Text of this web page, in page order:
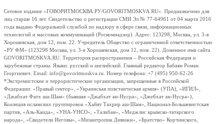
Сетевое издание «ГОВОРИТМОСКВА.РУ/GOVORITMOSKVA.RU». Предназначено для
лиц старше 16 лет. Свидетельство о регистрации СМИ Эл № 77-64961 от 04 марта 2016
года выдано Федеральной службой по надзору в сфере связи, информационных
технологий и массовых коммуникаций (Роскомнадзор). Адрес: 123298, Москва, ул. 3-я
Хорошевская, дом 12, пом. 22. Учредитель Общество с ограниченной ответственностью
«РУ ФМ» (123298 Москва, ул. 3-я Хорошевская, дом 12, пом. 22). Доменное имя сайта
GOVORITMOSKVA.RU. Территория распространения – Российская Федерация и
зарубежные страны. Языки: русский и английский. Главный редактор Бабаян Роман
Георгиевич. Email: info@govoritmoskva.ru. Номер телефона: +7 (495) 950-62-26
*Экстремистские и террористические организации, запрещенные в Российской
Федерации: «Правый сектор», «Украинская повстанческая армия» (УПА), «ИГИЛ»,
«Джабхат Фатх аш-Шам» (бывшая «Джабхат ан-Нусра», «Джебхат ан-Нусра»),
Коалиция исламских группировок «Хайят Тахрир аш-Шам», Национал-Большевистская
партия, «Аль-Каида», «УНА-УНСО», «Талибан», «Меджлис крымско-татарского
народа», «Свидетели Иеговы», «Мизантропик Дивижн», «Братство» Корчинского,